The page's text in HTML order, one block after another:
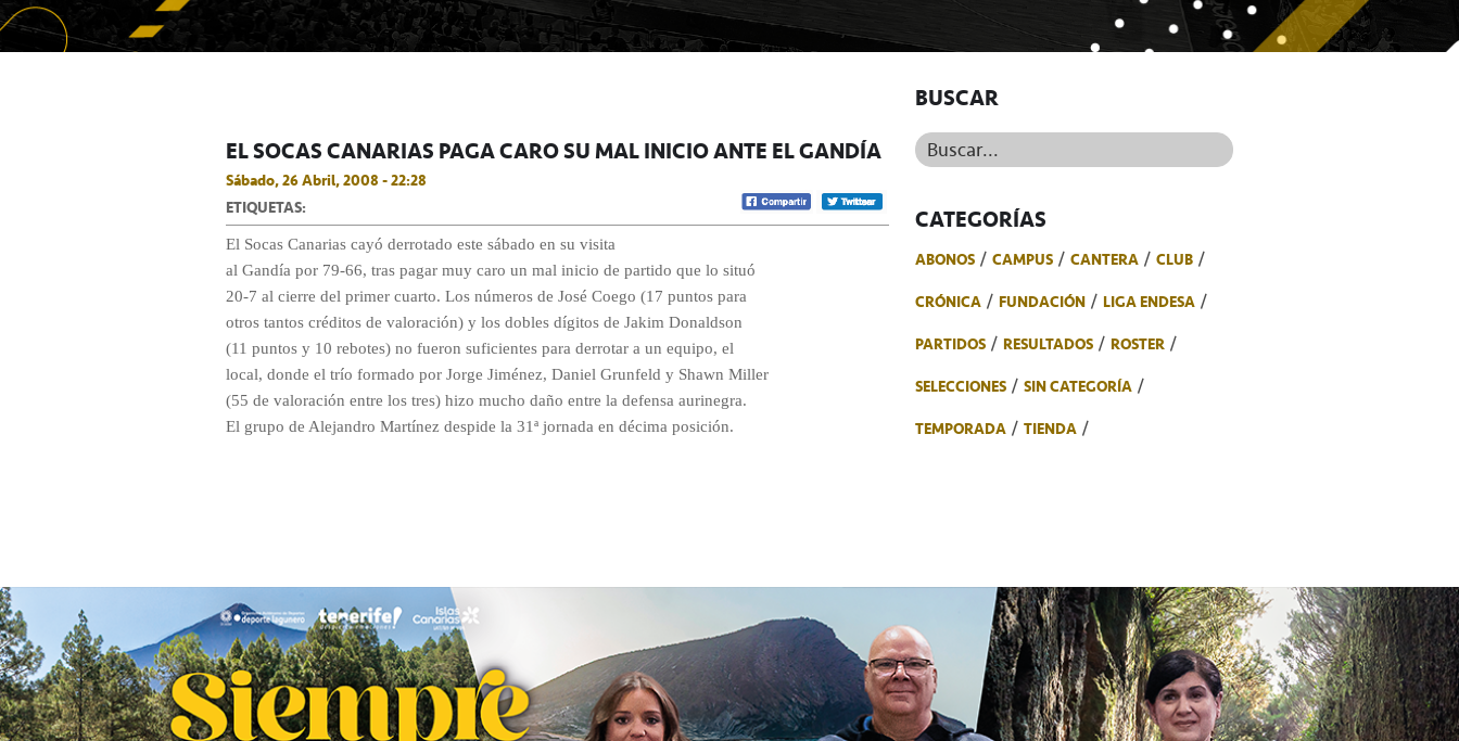
EL SOCAS CANARIAS PAGA CARO SU MAL INICIO ANTE EL GANDÍA
Sábado, 26 Abril, 2008 - 22:28
ETIQUETAS:
El Socas Canarias cayó derrotado este sábado en su visita
al Gandía por 79-66, tras pagar muy caro un mal inicio de partido que lo situó
20-7 al cierre del primer cuarto. Los números de José Coego (17 puntos para
otros tantos créditos de valoración) y los dobles dígitos de Jakim Donaldson
(11 puntos y 10 rebotes) no fueron suficientes para derrotar a un equipo, el
local, donde el trío formado por Jorge Jiménez, Daniel Grunfeld y Shawn Miller
(55 de valoración entre los tres) hizo mucho daño entre la defensa aurinegra.
El grupo de Alejandro Martínez despide la 31ª jornada en décima posición.
BUSCAR
Buscar...
CATEGORÍAS
ABONOS CAMPUS CANTERA
CLUB
CRÓNICA
FUNDACIÓN
LIGA ENDESA
PARTIDOS
RESULTADOS
ROSTER
SELECCIONES
SIN CATEGORÍA
TEMPORADA
TIENDA